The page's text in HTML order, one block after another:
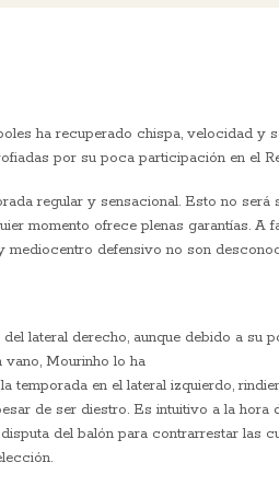
ha recuperado chispa, velocidad y
por su poca participación en el
regular y sensacional. Esto no
momento ofrece plenas garantías. A
mediocentro defensivo no son
lateral derecho, aunque debido a su
vano, Mourinho lo ha
temporada en el lateral izquierdo,
de ser diestro. Es intuitivo a la
del balón para contrarrestar las